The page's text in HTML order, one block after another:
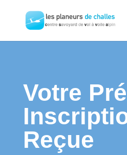
Votre
Reçue